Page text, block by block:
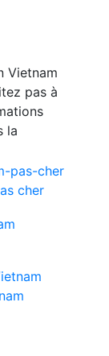
Vietnam
pas à
la
cher